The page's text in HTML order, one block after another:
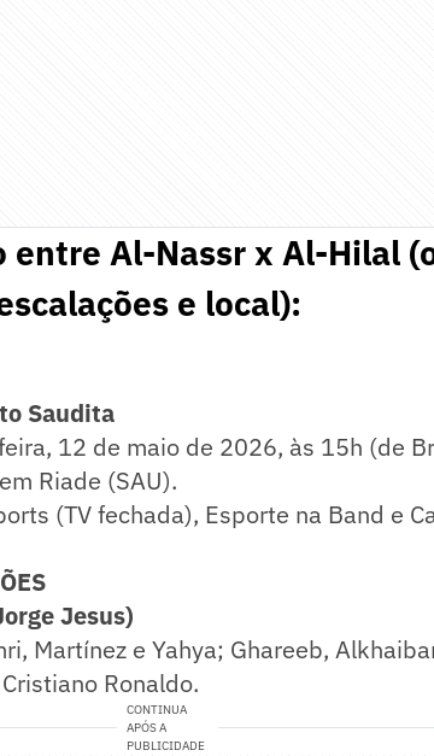
entre Al-Nassr x Al-Hilal
e local):
Saudita
12 de maio de 2026, às 15h (de
Riade (SAU).
(TV fechada), Esporte na Band e
Jesus)
Martínez e Yahya; Ghareeb,
Ronaldo.
CONTINUA
APÓS A
PUBLICIDADE